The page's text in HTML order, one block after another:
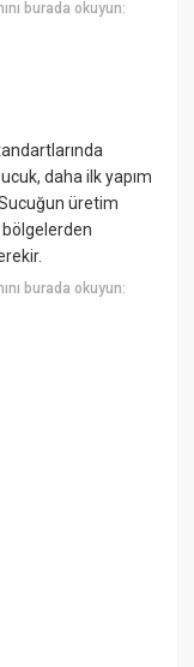
burada okuyun:
daha ilk yapım
üretim
bölgelerden
burada okuyun: